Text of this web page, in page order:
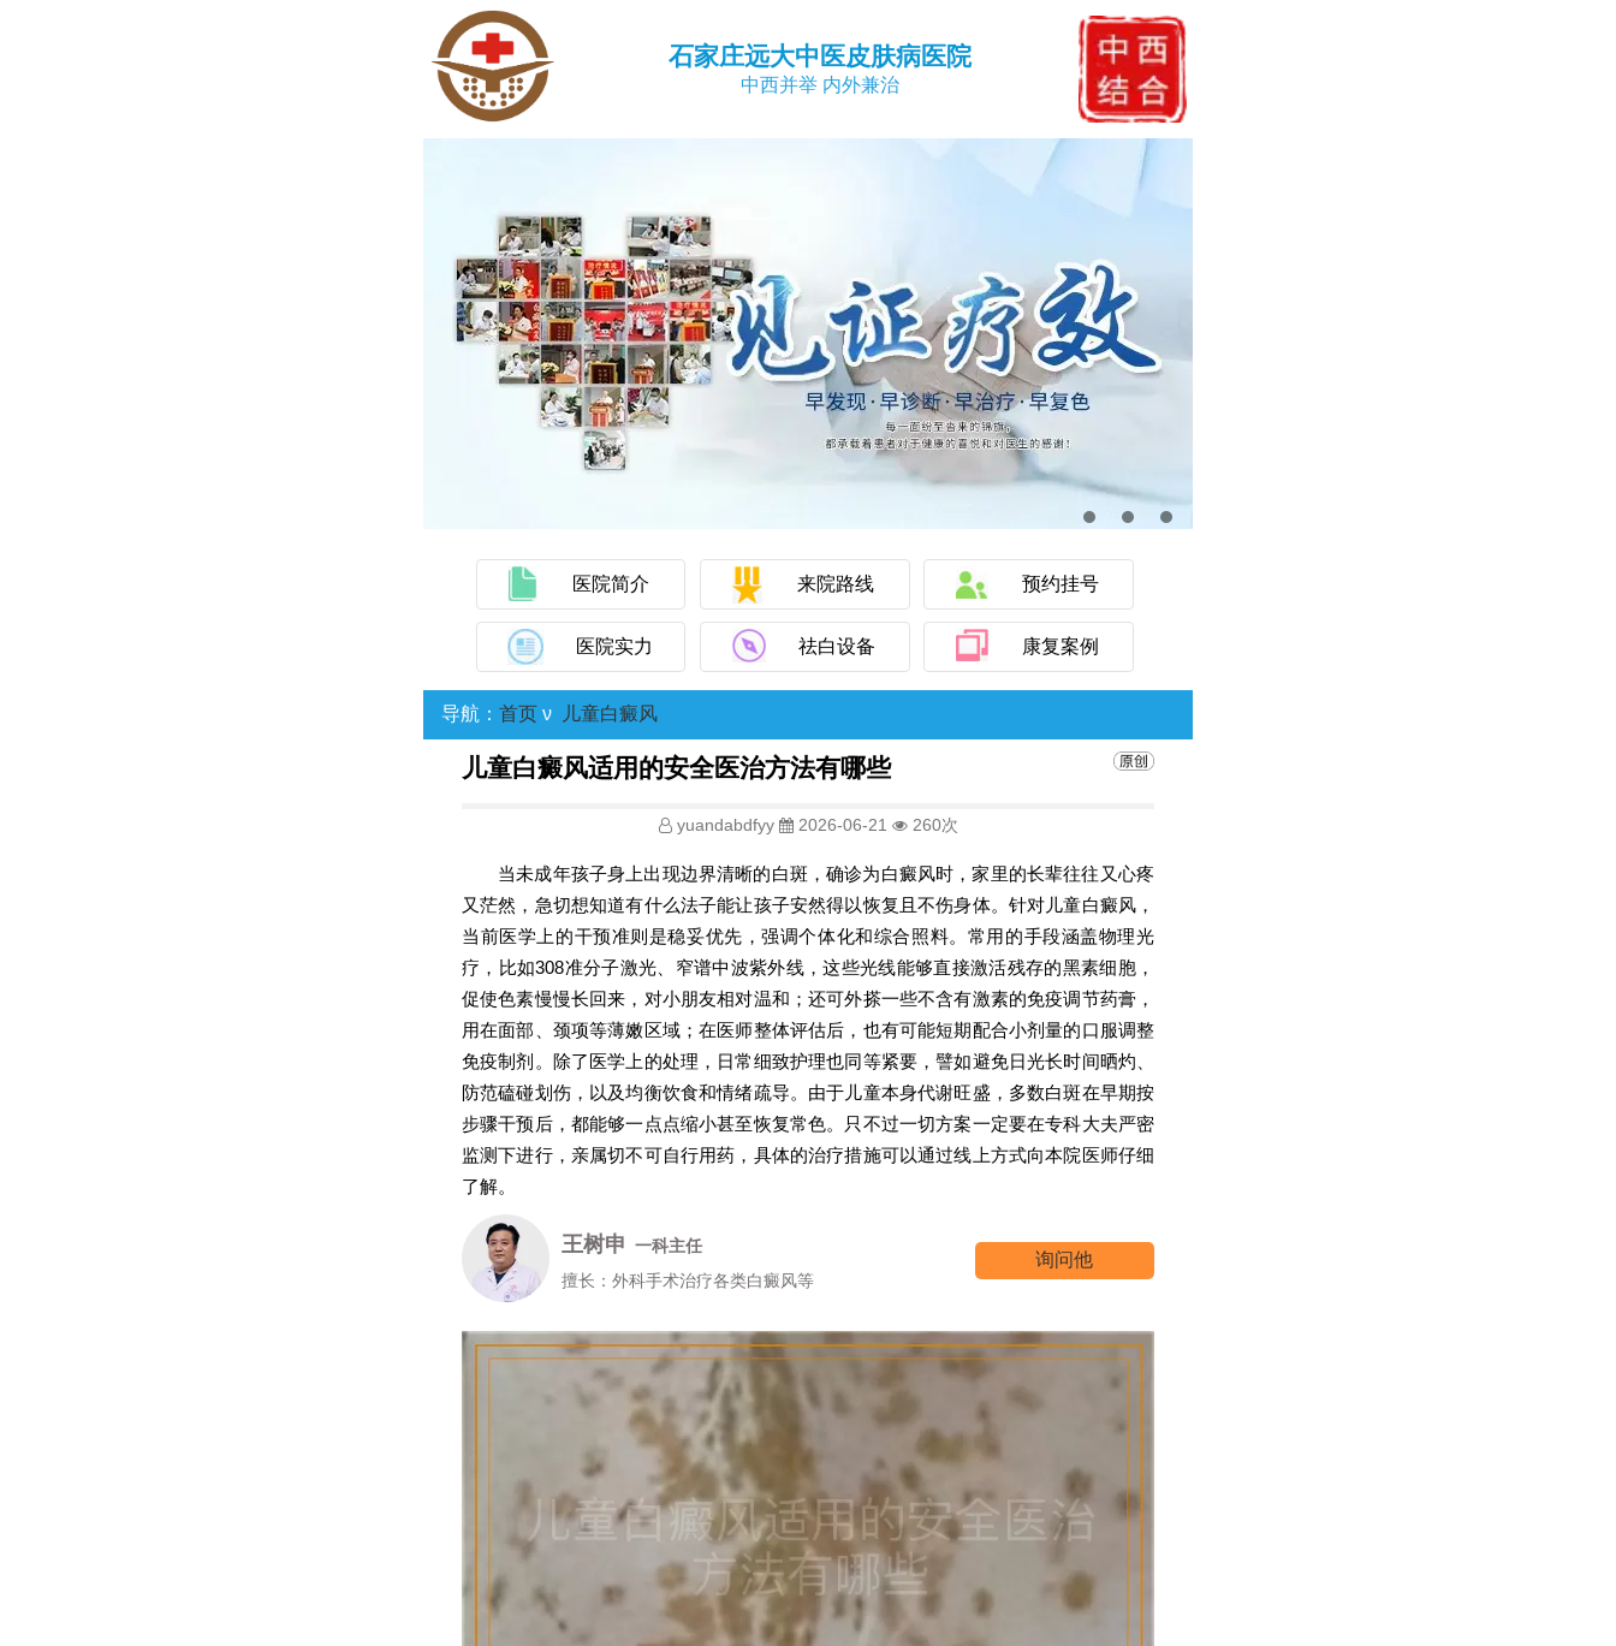
石家庄远大中医皮肤病医院
中西并举 内外兼治
医院简介 来院路线 预约挂号
医院实力 祛白设备 康复案例
导航： 首页 ν 儿童白癜风
儿童白癜风适用的安全医治方法有哪些
yuandabdfyy 2026-06-21 260次
当未成年孩子身上出现边界清晰的白斑，确诊为白癜风时，家里的长辈往往又心疼
又茫然，急切想知道有什么法子能让孩子安然得以恢复且不伤身体。针对儿童白癜风，
当前医学上的干预准则是稳妥优先，强调个体化和综合照料。常用的手段涵盖物理光
疗，比如308准分子激光、窄谱中波紫外线，这些光线能够直接激活残存的黑素细胞，
促使色素慢慢长回来，对小朋友相对温和；还可外搽一些不含有激素的免疫调节药膏，
用在面部、颈项等薄嫩区域；在医师整体评估后，也有可能短期配合小剂量的口服调整
免疫制剂。除了医学上的处理，日常细致护理也同等紧要，譬如避免日光长时间晒灼、
防范磕碰划伤，以及均衡饮食和情绪疏导。由于儿童本身代谢旺盛，多数白斑在早期按
步骤干预后，都能够一点点缩小甚至恢复常色。只不过一切方案一定要在专科大夫严密
监测下进行，亲属切不可自行用药，具体的治疗措施可以通过线上方式向本院医师仔细
了解。
王树申 一科主任
擅长：外科手术治疗各类白癜风等
询问他